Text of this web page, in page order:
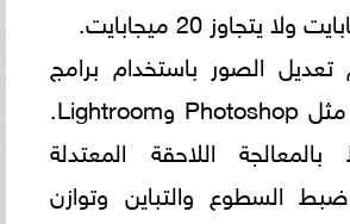
الصور باستخدام برامج
معالجة الصور مثل Photoshop وLightroom.
اللاحقة المعتدلة
السطوع والتباين وتوازن